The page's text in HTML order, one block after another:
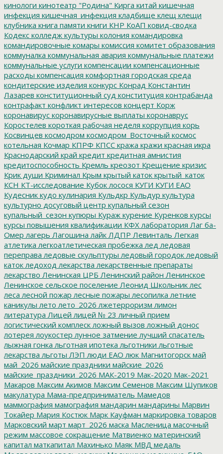
кинологи кинотеатр "Родина" Кирга китай кишечная
инфекция кишечная_инфекция кладбище клещ клещи
клубника книга памяти книги КНР КоАП ковид-сводка
Кодекс колледж культуры колония командировка
командировочные комары комиссия комитет образования
коммуналка коммунальная авария коммунальные платежи
коммунальные услуги компенсации компенсационные
расходы компенсация комфортная городская среда
кондитерские изделия конкурс Конрад Константин
Лазарев конституционный суд конституция контрабанда
контрафакт конфликт интересов концерт Корж
коронавирус коронавирусные выплаты коронаврус
Коростелев короткая рабочая неделя коррупция корь
Косвинцев космодром космодром_Восточный космос
котельная Кочмар КПРФ КПСС кража кражи красная икра
Краснодарский край кредит кредитная амнистия
кредитоспособность Кремль креозот Крещение кризис
Крик души Криминал Крым крытый каток крытый_каток
КСН КТ-исследование Кубок лосося КУГИ КУГИ ЕАО
Кудесник кудо кулинария Кульдкр Кульдур культура
культурно досуговый центр купальный сезон
купальный_сезон купюры Кураж курение Куренков курсы
курсы повышения квалификации КФХ лаборатория Лаг ба-
Омер лагерь Лагошина лайк ЛДПР Левинталь Легкая
атлетика легкоатлетическая пробежка лед ледовая
переправа ледовые скульптуры ледовый городок ледовый
каток ледоход лекарства лекарственные препараты
лекарство Ленинская ЦРБ Ленинский район Ленинское
Ленинское сельское поселение Леонид Школьник лес
леса лесной пожар лесные пожары лесопилка летние
каникулы лето лето_2026 лжетерроризм лимон
литература Лицей лицей № 23 личный прием
логистический комплеск ложный вызов ложный донос
лотерея лоукостер лунное затмение лучший спасатель
лыжная гонка льготная ипотека льготники льготные
лекарства льготы ЛЭП люди ЕАО люк Магнитогорск май
май_2026 майские праздники майские_2026
майские_праздники_2026 МАК-2019 Мак-2020 Мак-2021
Макаров Максим Акимов Максим Семенов Максим Шупиков
макулатура Мама-предприниматель Мамедов
маммография мамография мандарин мандарины Марвин
Токайер Мария Костюк Марк Кауфман маркировка товаров
Марковский март март_2026 маска Масленица масочный
режим массовое сокращение Матвиенко материнский
капитал маткапитал Махинько Маяк МВД медаль